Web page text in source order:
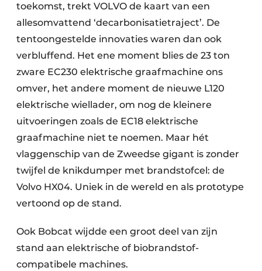
toekomst, trekt VOLVO de kaart van een
allesomvattend ‘decarbonisatietraject’. De
tentoongestelde innovaties waren dan ook
verbluffend. Het ene moment blies de 23 ton
zware EC230 elektrische graafmachine ons
omver, het andere moment de nieuwe L120
elektrische wiellader, om nog de kleinere
uitvoeringen zoals de EC18 elektrische
graafmachine niet te noemen. Maar hét
vlaggenschip van de Zweedse gigant is zonder
twijfel de knikdumper met brandstofcel: de
Volvo HX04. Uniek in de wereld en als prototype
vertoond op de stand.
Ook Bobcat wijdde een groot deel van zijn
stand aan elektrische of biobrandstof-
compatibele machines.